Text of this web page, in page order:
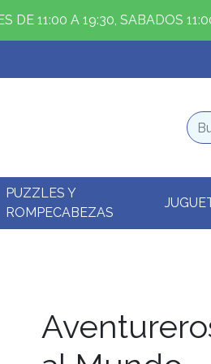
DE 11:00 A 19:30, SABADOS
PUZZLES Y
ROMPECABEZAS